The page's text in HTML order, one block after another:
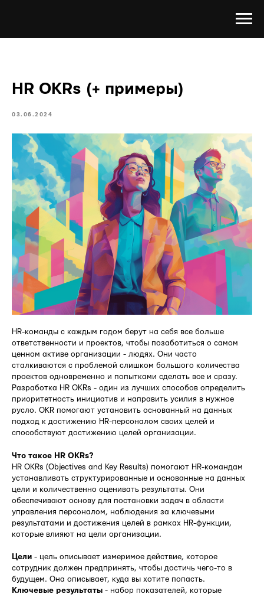
HR OKRs (+ примеры)
03.06.2024
HR-команды с каждым годом берут на себя все больше
ответственности и проектов, чтобы позаботиться о самом
ценном активе организации - людях. Они часто
сталкиваются с проблемой слишком большого количества
проектов одновременно и попытками сделать все и сразу.
Разработка HR OKRs - один из лучших способов определить
приоритетность инициатив и направить усилия в нужное
русло. OKR помогают установить основанный на данных
подход к достижению HR-персоналом своих целей и
способствуют достижению целей организации.
Что такое HR OKRs?
HR OKRs (Objectives and Key Results) помогают HR-командам
устанавливать структурированные и основанные на данных
цели и количественно оценивать результаты. Они
обеспечивают основу для постановки задач в области
управления персоналом, наблюдения за ключевыми
результатами и достижения целей в рамках HR-функции,
которые влияют на цели организации.
Цели - цель описывает измеримое действие, которое
сотрудник должен предпринять, чтобы достичь чего-то в
будущем. Она описывает, куда вы хотите попасть.
Ключевые результаты - набор показателей, которые